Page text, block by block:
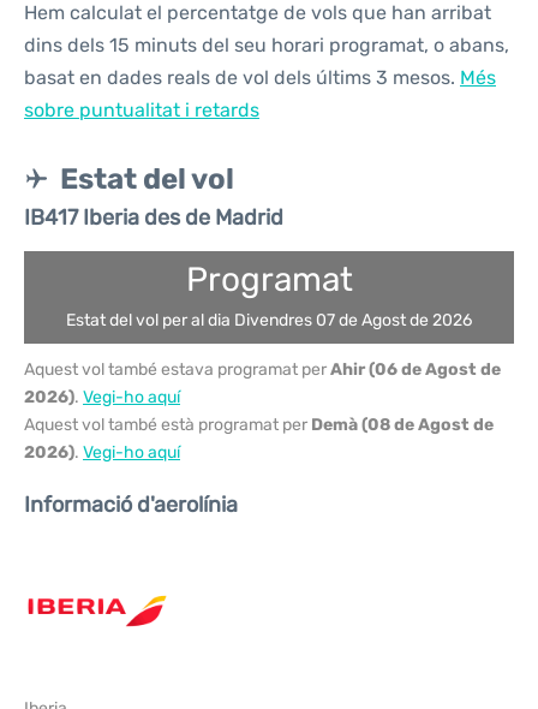
Hem calculat el percentatge de vols que han arribat
dins dels 15 minuts del seu horari programat, o abans,
basat en dades reals de vol dels últims 3 mesos. Més
sobre puntualitat i retards
Estat del vol
IB417 Iberia des de Madrid
Programat
Estat del vol per al dia Divendres 07 de Agost de 2026
Aquest vol també estava programat perAhir (06 de Agost de
2026). Vegi-ho aquí
Aquest vol també està programat per Demà (08 de Agost de
2026). Vegi-ho aquí
Informació d'aerolínia